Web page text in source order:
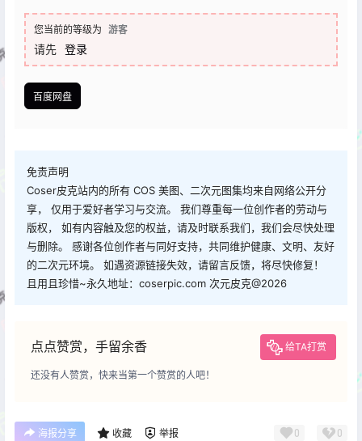
您当前的等级为 游客
请先 登录
百度网盘
免责声明
Coser皮克站内的所有 COS 美图、二次元图集均来自网络公开分
享， 仅用于爱好者学习与交流。 我们尊重每一位创作者的劳动与
版权， 如有内容触及您的权益，请及时联系我们，我们会尽快处理
与删除。 感谢各位创作者与同好支持，共同维护健康、文明、友好
的二次元环境。 如遇资源链接失效，请留言反馈，将尽快修复！
且用且珍惜~永久地址：coserpic.com 次元皮克@2026
点点赞赏，手留余香 给TA打赏
还没有人赞赏，快来当第一个赞赏的人吧！
海报分享 收藏 举报 0 0